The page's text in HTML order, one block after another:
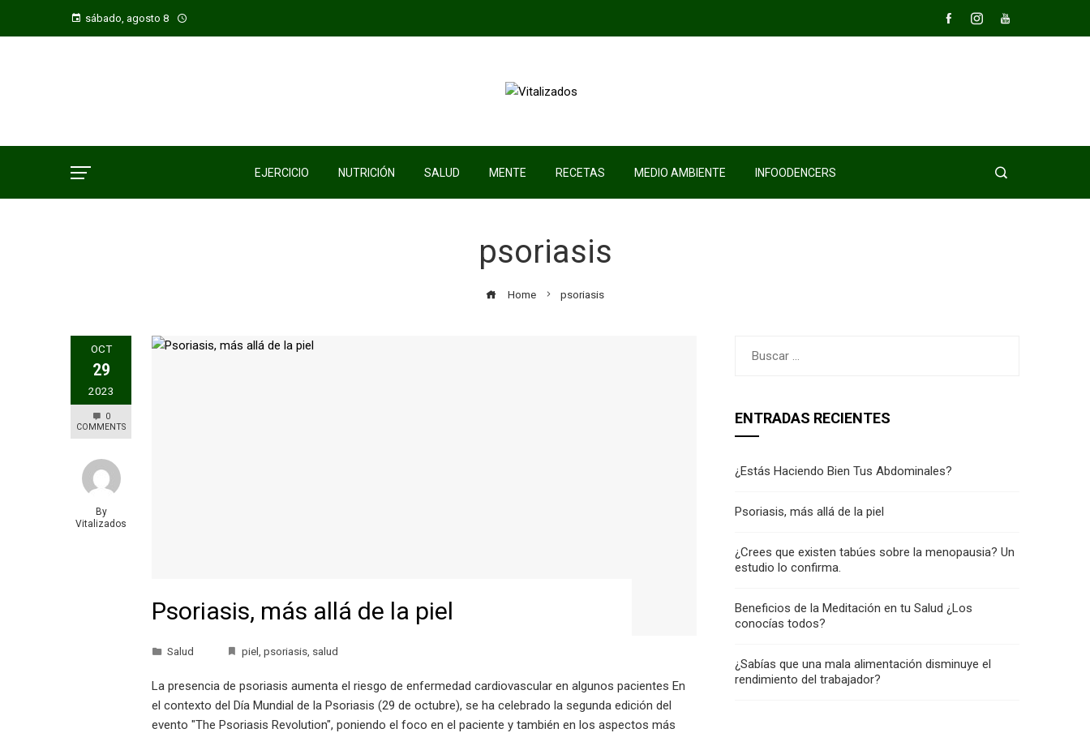
sábado, agosto 8
EJERCICIO NUTRICIÓN SALUD MENTE RECETAS MEDIO AMBIENTE INFOODENCERS
psoriasis
Home psoriasis
OCT
29
2023
0
COMMENTS
By
Vitalizados
Psoriasis, más allá de la piel
Salud piel psoriasis salud
La presencia de psoriasis aumenta el riesgo de enfermedad cardiovascular en algunos pacientes En
el contexto del Día Mundial de la Psoriasis (29 de octubre), se ha celebrado la segunda edición del
evento "The Psoriasis Revolution", poniendo el foco en el paciente y también en los aspectos más
ENTRADAS RECIENTES
¿Estás Haciendo Bien Tus Abdominales?
Psoriasis, más allá de la piel
¿Crees que existen tabúes sobre la menopausia? Un
estudio lo confirma.
Beneficios de la Meditación en tu Salud ¿Los
conocías todos?
¿Sabías que una mala alimentación disminuye el
rendimiento del trabajador?